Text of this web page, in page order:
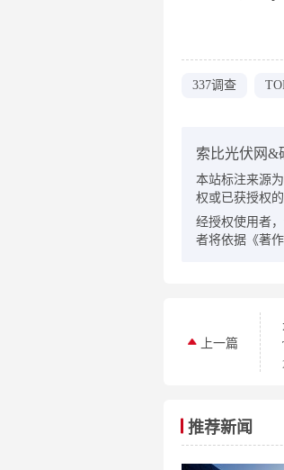
337调查
索比光伏网&
本站标注来源
权或已获授权
经授权使用者
者将依据《著
上一篇
推荐新闻